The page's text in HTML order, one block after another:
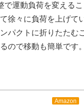
で運動負荷を変えるこ
徐々に負荷を上げて
パクトに折りたたむ
ので移動も簡単です。
Amazon